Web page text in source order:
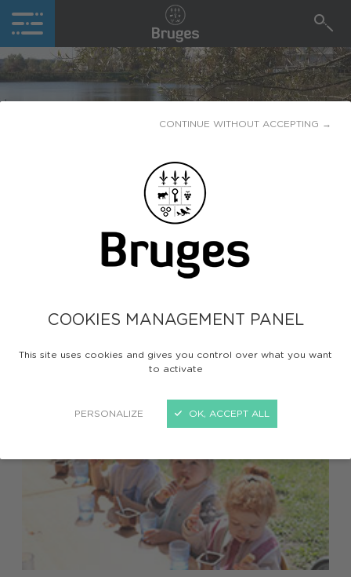
COOKIES MANAGEMENT PANEL
This site uses cookies and gives you control over what you want
to activate
PERSONALIZE
CONTINUE WITHOUT ACCEPTING →
OK, ACCEPT ALL
Suite aux nombreuses demandes de Brigitte Terraza
auprès des services de l'Etat, la ville est maintenant
équipée d’un dispositif de recueil des demandes des
CNI et passeports et les prises de rendez-vous sont
possibles en ligne. Ce nouveau service, assuré par les
agents du service citoyenneté, était fortement
témoigne le nombre de demandes traitées depuis
l'ouverture de ce nouveau service le 12 septembre :